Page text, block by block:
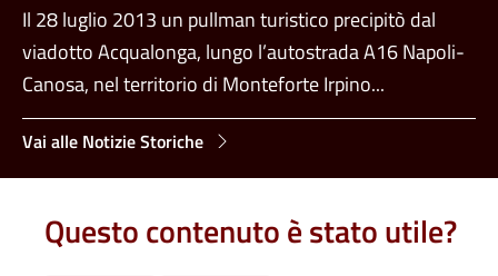
Il 28 luglio 2013 un pullman turistico precipitò dal
viadotto Acqualonga, lungo l’autostrada A16 Napoli-
Canosa, nel territorio di Monteforte Irpino...
Vai alle Notizie Storiche
Questo contenuto è stato utile?